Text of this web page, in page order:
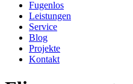
Fugenlos
Leistungen
Service
Blog
Projekte
Kontakt